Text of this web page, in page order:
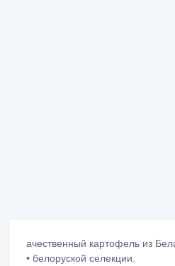
ачественный картофель из
• белоруской селекции.